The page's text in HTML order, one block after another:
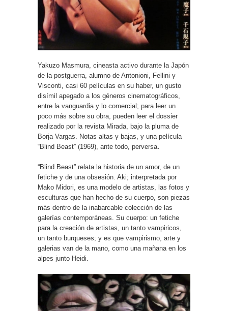
Yakuzo Masmura, cineasta activo durante la Japón
de la postguerra, alumno de Antonioni, Fellini y
Visconti, casi 60 películas en su haber, un gusto
disímil apegado a los géneros cinematográficos,
entre la vanguardia y lo comercial; para leer un
poco más sobre su obra, pueden leer el dossier
realizado por la revista Mirada, bajo la pluma de
Borja Vargas. Notas altas y bajas, y una película
“Blind Beast” (1969), ante todo, perversa.
“Blind Beast” relata la historia de un amor, de un
fetiche y de una obsesión. Aki; interpretada por
Mako Midori, es una modelo de artistas, las fotos y
esculturas que han hecho de su cuerpo, son piezas
más dentro de la inabarcable colección de las
galerías contemporáneas. Su cuerpo: un fetiche
para la creación de artistas, un tanto vampiricos,
un tanto burqueses; y es que vampirismo, arte y
galerias van de la mano, como una mañana en los
alpes junto Heidi.